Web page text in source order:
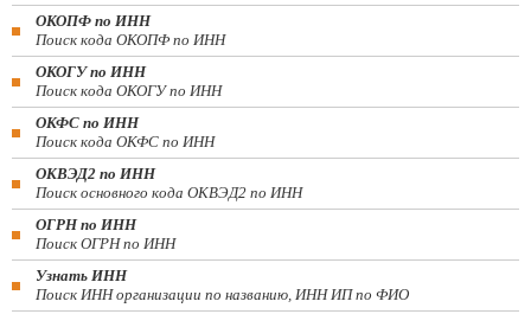
ОКОПФ по ИНН
Поиск кода ОКОПФ по ИНН
ОКОГУ по ИНН
Поиск кода ОКОГУ по ИНН
ОКФС по ИНН
Поиск кода ОКФС по ИНН
ОКВЭД2 по ИНН
Поиск основного кода ОКВЭД2 по ИНН
ОГРН по ИНН
Поиск ОГРН по ИНН
Узнать ИНН
Поиск ИНН организации по названию, ИНН ИП по ФИО